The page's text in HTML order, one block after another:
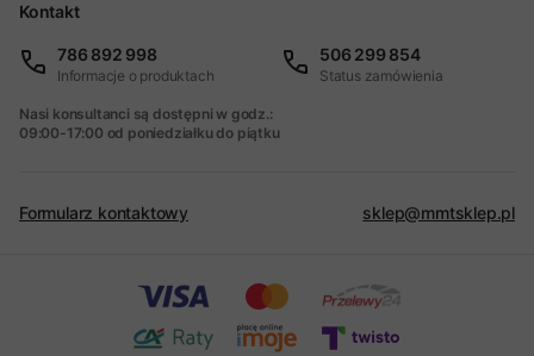
Kontakt
786 892 998
Informacje o produktach
506 299 854
Status zamówienia
Nasi konsultanci są dostępni w godz.:
09:00-17:00 od poniedziałku do piątku
Formularz kontaktowy sklep@mmtsklep.pl